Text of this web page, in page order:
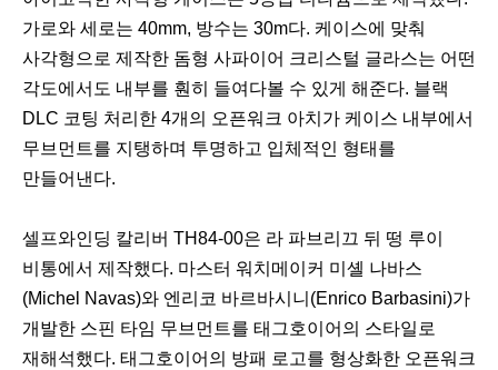
가로와 세로는 40mm, 방수는 30m다. 케이스에 맞춰
사각형으로 제작한 돔형 사파이어 크리스털 글라스는 어떤
각도에서도 내부를 훤히 들여다볼 수 있게 해준다. 블랙
DLC 코팅 처리한 4개의 오픈워크 아치가 케이스 내부에서
무브먼트를 지탱하며 투명하고 입체적인 형태를
만들어낸다.
셀프와인딩 칼리버 TH84-00은 라 파브리끄 뒤 떵 루이
비통에서 제작했다. 마스터 워치메이커 미셸 나바스
(Michel Navas)와 엔리코 바르바시니(Enrico Barbasini)가
개발한 스핀 타임 무브먼트를 태그호이어의 스타일로
재해석했다. 태그호이어의 방패 로고를 형상화한 오픈워크